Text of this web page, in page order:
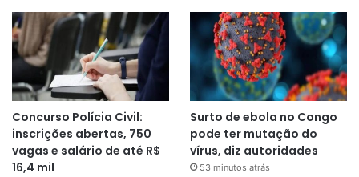
Concurso Polícia Civil:
inscrições abertas, 750
vagas e salário de até R$
16,4 mil
Surto de ebola no Congo
pode ter mutação do
vírus, diz autoridades
53 minutos atrás